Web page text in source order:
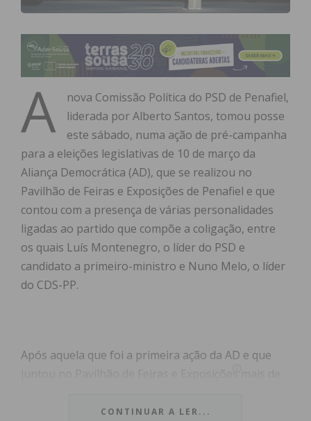
A
nova Comissão Política do PSD de Penafiel,
liderada por Alberto Santos, tomou posse
este sábado, numa ação de pré-campanha
para a eleições legislativas de 10 de março da
Aliança Democrática (AD), que se realizou no
Pavilhão de Feiras e Exposições de Penafiel e que
contou com a presença de várias personalidades
ligadas ao partido que compõe a coligação, entre
os quais Luís Montenegro, o líder do PSD e
candidato a primeiro-ministro e Nuno Melo, o líder
do CDS-PP.
Após aquela que foi a primeira ação da AD e que
Comissão Política concelhia do PSD de Penafiel,
CONTINUAR A LER...